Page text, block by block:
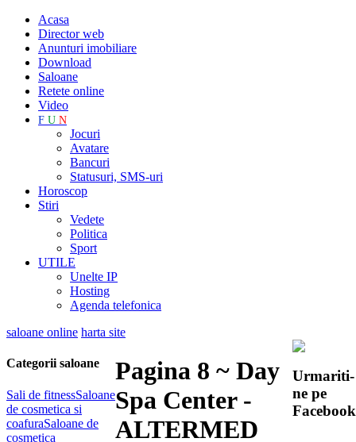
Acasa
Director web
Anunturi imobiliare
Download
Saloane
Retete online
Video
F U N
Jocuri
Avatare
Bancuri
Statusuri, SMS-uri
Horoscop
Stiri
Vedete
Politica
Sport
UTILE
Unelte IP
Hosting
Agenda telefonica
saloane online harta site
Categorii saloane
Sali de fitnessSaloane
de cosmetica si
coafuraSaloane de
cosmetica
Pagina 8 ~ Day
Spa Center -
ALTERMED
Urmariti-
ne pe
Facebook